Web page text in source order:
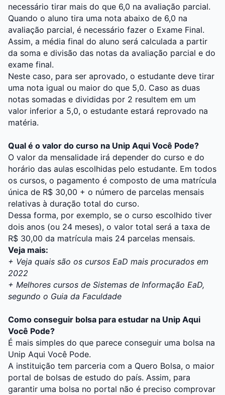
necessário tirar mais do que 6,0 na avaliação parcial.
Quando o aluno tira uma nota abaixo de 6,0 na
avaliação parcial, é necessário fazer o Exame Final.
Assim, a média final do aluno será calculada a partir
da soma e divisão das notas da avaliação parcial e do
exame final.
Neste caso, para ser aprovado, o estudante deve tirar
uma nota igual ou maior do que 5,0. Caso as duas
notas somadas e divididas por 2 resultem em um
valor inferior a 5,0, o estudante estará reprovado na
matéria.
Qual é o valor do curso na Unip Aqui Você Pode?
O valor da mensalidade irá depender do curso e do
horário das aulas escolhidas pelo estudante. Em todos
os cursos, o pagamento é composto de uma matrícula
única de R$ 30,00 + o número de parcelas mensais
relativas à duração total do curso.
Dessa forma, por exemplo, se o curso escolhido tiver
dois anos (ou 24 meses), o valor total será a taxa de
R$ 30,00 da matrícula mais 24 parcelas mensais.
Veja mais:
+ Veja quais são os cursos EaD mais procurados em
2022
+ Melhores cursos de Sistemas de Informação EaD,
segundo o Guia da Faculdade
Como conseguir bolsa para estudar na Unip Aqui
Você Pode?
É mais simples do que parece conseguir uma bolsa na
Unip Aqui Você Pode.
A instituição tem parceria com a Quero Bolsa, o maior
portal de bolsas de estudo do país. Assim, para
garantir uma bolsa no portal não é preciso comprovar